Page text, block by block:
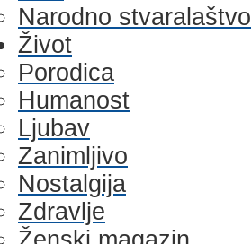
Narodno stvaralaštvo
Život
Porodica
Humanost
Ljubav
Zanimljivo
Nostalgija
Zdravlje